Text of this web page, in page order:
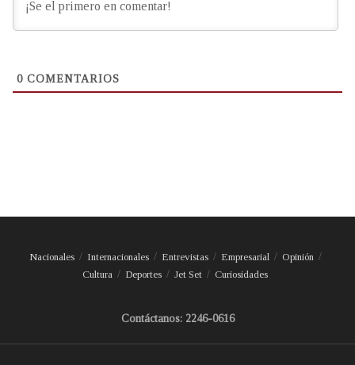
0 COMENTARIOS
Nacionales Internacionales Entrevistas Empresarial
Opinión
Cultura
Deportes Jet Set Curiosidades
Contáctanos: 2246-0616